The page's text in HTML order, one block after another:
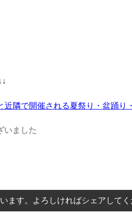
近隣で開催される夏祭り・盆踊
いました
ます。よろしければシェアしてく